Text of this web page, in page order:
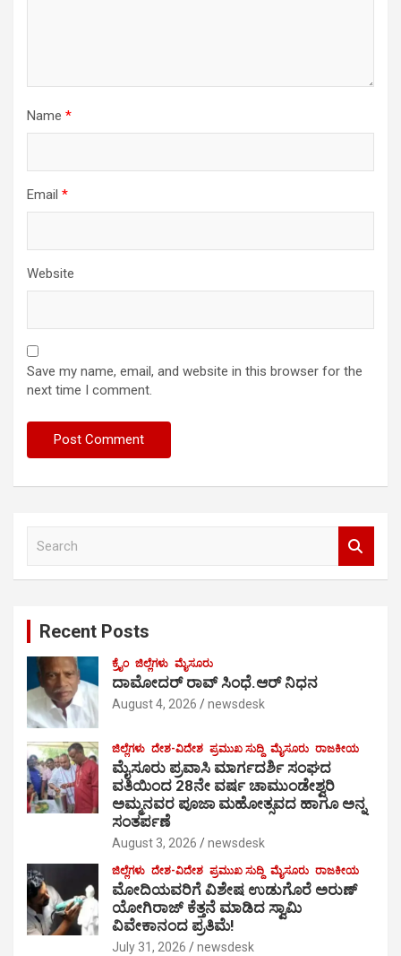
Name *
Email *
Website
Save my name, email, and website in this browser for the
next time I comment.
Recent Posts
ಕ್ರೈಂ ಜಿಲ್ಲೆಗಳು ಮೈಸೂರು
ದಾಮೋದರ್ ರಾವ್ ಸಿಂಧೆ.ಆರ್ ನಿಧನ
August 4, 2026 newsdesk
ಜಿಲ್ಲೆಗಳು ದೇಶ-ವಿದೇಶ ಪ್ರಮುಖ ಸುದ್ದಿ ಮೈಸೂರು ರಾಜಕೀಯ
ಮೈಸೂರು ಪ್ರವಾಸಿ ಮಾರ್ಗದರ್ಶಿ ಸಂಘದ
ವತಿಯಿಂದ 28ನೇ ವರ್ಷ ಚಾಮುಂಡೇಶ್ವರಿ
ಅಮ್ಮನವರ ಪೂಜಾ ಮಹೋತ್ಸವದ ಹಾಗೂ ಅನ್ನ
ಸಂತರ್ಪಣೆ
August 3, 2026 newsdesk
ಜಿಲ್ಲೆಗಳು ದೇಶ-ವಿದೇಶ ಪ್ರಮುಖ ಸುದ್ದಿ ಮೈಸೂರು ರಾಜಕೀಯ
ಮೋದಿಯವರಿಗೆ ವಿಶೇಷ ಉಡುಗೊರೆ ಅರುಣ್
ಯೋಗಿರಾಜ್ ಕೆತ್ತನೆ ಮಾಡಿದ ಸ್ವಾಮಿ
ವಿವೇಕಾನಂದ ಪ್ರತಿಮೆ!
July 31, 2026 newsdesk